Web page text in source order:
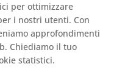
per ottimizzare
i nostri utenti. Con
approfondimenti
Chiediamo il tuo
statistici.